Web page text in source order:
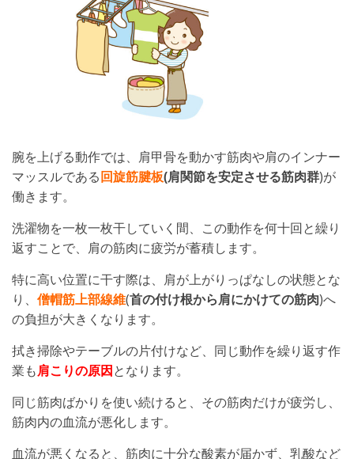
腕を上げる動作では、肩甲骨を動かす筋肉や肩のインナー
マッスルである回旋筋腱板(肩関節を安定させる筋肉群)が
働きます。
洗濯物を一枚一枚干していく間、この動作を何十回と繰り
返すことで、肩の筋肉に疲労が蓄積します。
特に高い位置に干す際は、肩が上がりっぱなしの状態とな
り、 僧帽筋上部線維(首の付け根から肩にかけての筋肉)へ
の負担が大きくなります。
拭き掃除やテーブルの片付けなど、同じ動作を繰り返す作
業も肩こりの原因となります。
同じ筋肉ばかりを使い続けると、その筋肉だけが疲労し、
筋肉内の血流が悪化します。
血流が悪くなると、筋肉に十分な酸素が届かず、乳酸など